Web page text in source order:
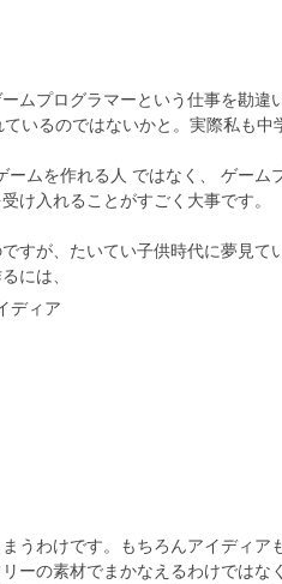
ムプログラマーという仕事を勘
いるのではないかと。実際私も中
ームを作れる人 ではなく、 ゲー
け入れることがすごく大事です。
すが、たいてい子供時代に夢見
には、
ディア
うわけです。もちろんアイディ
ーの素材でまかなえるわけではな